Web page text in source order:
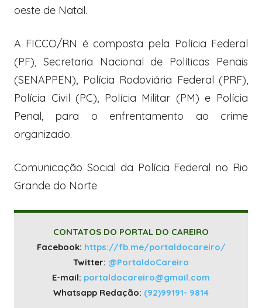
oeste de Natal.
A FICCO/RN é composta pela Polícia Federal
(PF), Secretaria Nacional de Políticas Penais
(SENAPPEN), Polícia Rodoviária Federal (PRF),
Polícia Civil (PC), Polícia Militar (PM) e Polícia
Penal, para o enfrentamento ao crime
organizado.
Comunicação Social da Polícia Federal no Rio
Grande do Norte
CONTATOS DO PORTAL DO CAREIRO
Facebook: https://fb.me/portaldocareiro/
Twitter: @PortaldoCareiro
E-mail: portaldocareiro@gmail.com
Whatsapp Redação: (92)99191- 9814